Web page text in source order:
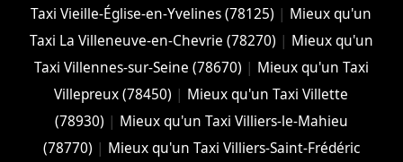
Taxi Vieille-Église-en-Yvelines (78125) | Mieux qu'un
Taxi La Villeneuve-en-Chevrie (78270) | Mieux qu'un
Taxi Villennes-sur-Seine (78670) | Mieux qu'un Taxi
Villepreux (78450) | Mieux qu'un Taxi Villette
(78930) | Mieux qu'un Taxi Villiers-le-Mahieu
(78770) | Mieux qu'un Taxi Villiers-Saint-Frédéric